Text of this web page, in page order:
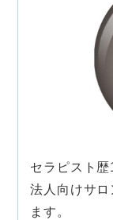
セラピスト歴
法人向けサロ
ます。